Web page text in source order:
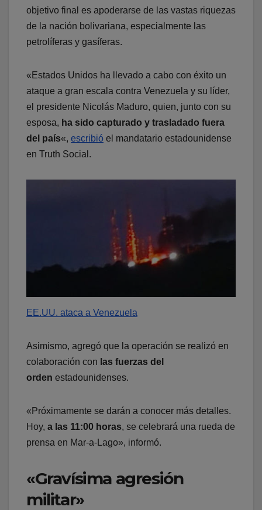
objetivo final es apoderarse de las vastas riquezas
de la nación bolivariana, especialmente las
petrolíferas y gasíferas.
«Estados Unidos ha llevado a cabo con éxito un
ataque a gran escala contra Venezuela y su líder,
el presidente Nicolás Maduro, quien, junto con su
esposa, ha sido capturado y trasladado fuera
del país«, escribió el mandatario estadounidense
en Truth Social.
EE.UU. ataca a Venezuela
Asimismo, agregó que la operación se realizó en
colaboración con las fuerzas del
orden estadounidenses.
«Próximamente se darán a conocer más detalles.
Hoy, a las 11:00 horas, se celebrará una rueda de
prensa en Mar-a-Lago», informó.
«Gravísima agresión
militar»